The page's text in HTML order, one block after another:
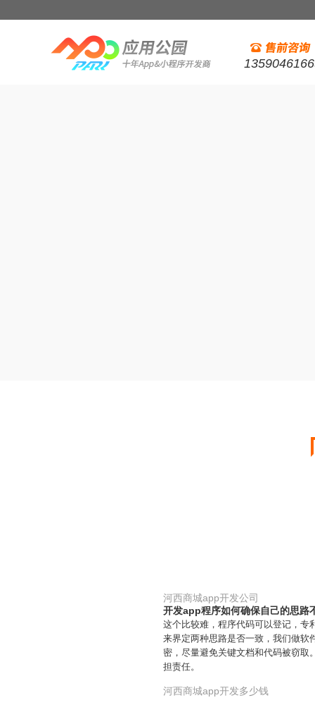
河西商城app开发公司
开发app程序如何确保自己的思路
这个比较难，程序代码可以登记，专
来界定两种思路是否一致，我们做软
密，尽量避免关键文档和代码被窃取
担责任。
河西商城app开发多少钱